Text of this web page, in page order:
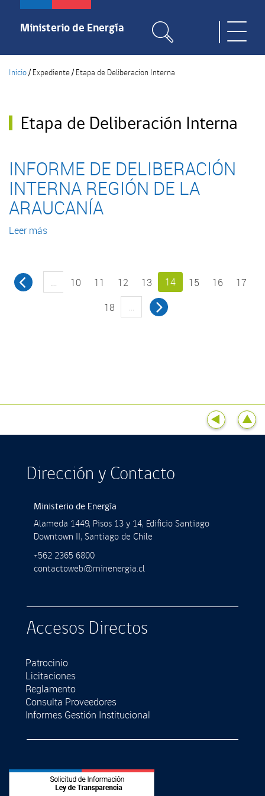
Pasar
contenido
Ministerio de Energía
Inicio/ Expediente/ Etapa de Deliberacion Interna
Etapa de Deliberación Interna
INFORME DE DELIBERACIÓN
INTERNA REGIÓN DE LA
ARAUCANÍA
Leer más
DELIBERACIÓN
INTERNA
REGIÓN
… 10 11 12 13 14 15 16
17
18
…
Dirección y Contacto
Ministerio de Energía
Alameda 1449, Pisos 13 y 14, Ediﬁcio Santiago
Downtown II, Santiago de Chile
+562 2365 6800
contactoweb@minenergia.cl
Accesos Directos
Patrocinio
Licitaciones
Reglamento
Consulta Proveedores
Informes Gestión Institucional